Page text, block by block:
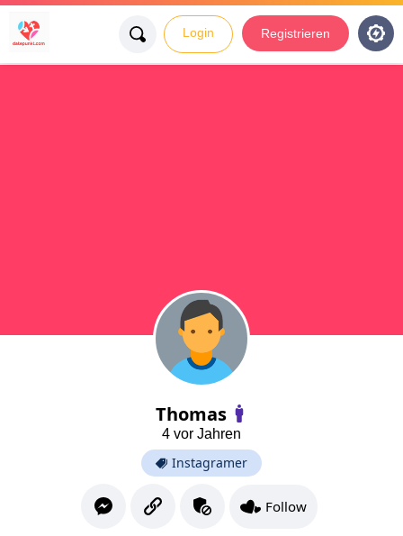
Login Registrieren
Thomas
4 vor Jahren
Instagramer
Follow